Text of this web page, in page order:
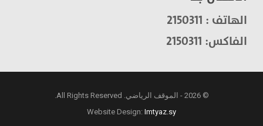
الهاتف : 2150311
الفاكس: 2150311
© 2026 - الموقف الرياضي. All Rights Reserved.
Website Design:Imtyaz.sy